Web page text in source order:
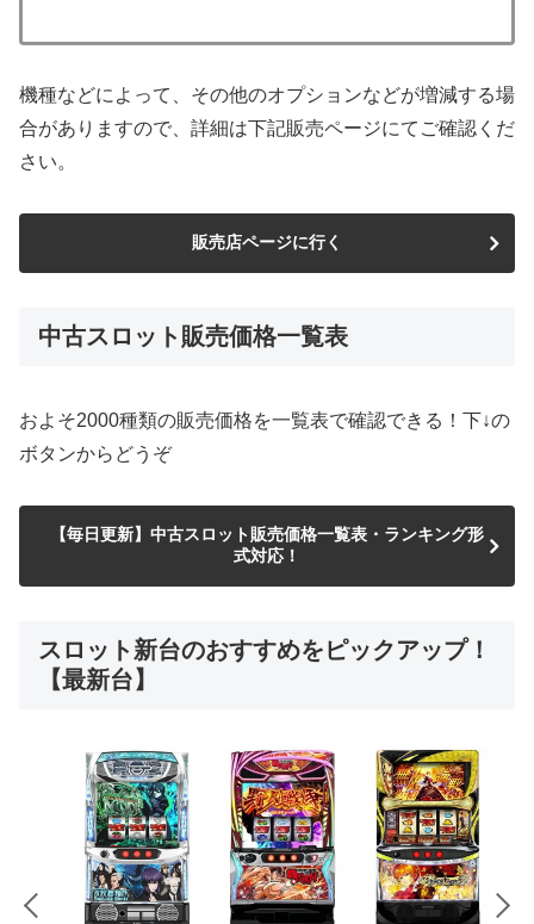
機種などによって、その他のオプションなどが増減する場
合がありますので、詳細は下記販売ページにてご確認くだ
さい。
販売店ページに行く
中古スロット販売価格一覧表
およそ2000種類の販売価格を一覧表で確認できる！下↓の
ボタンからどうぞ
【毎日更新】中古スロット販売価格一覧表・ランキング形
式対応！
スロット新台のおすすめをピックアップ！
【最新台】